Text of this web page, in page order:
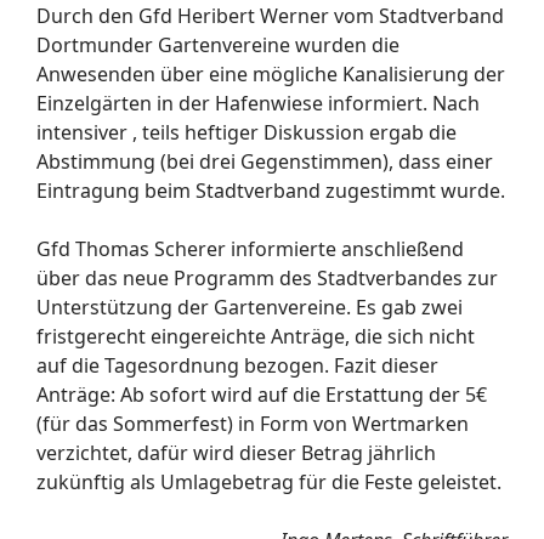
Durch den Gfd Heribert Werner vom Stadtverband
Dortmunder Gartenvereine wurden die
Anwesenden über eine mögliche Kanalisierung der
Einzelgärten in der Hafenwiese informiert. Nach
intensiver , teils heftiger Diskussion ergab die
Abstimmung (bei drei Gegenstimmen), dass einer
Eintragung beim Stadtverband zugestimmt wurde.
Gfd Thomas Scherer informierte anschließend
über das neue Programm des Stadtverbandes zur
Unterstützung der Gartenvereine. Es gab zwei
fristgerecht eingereichte Anträge, die sich nicht
auf die Tagesordnung bezogen. Fazit dieser
Anträge: Ab sofort wird auf die Erstattung der 5€
(für das Sommerfest) in Form von Wertmarken
verzichtet, dafür wird dieser Betrag jährlich
zukünftig als Umlagebetrag für die Feste geleistet.